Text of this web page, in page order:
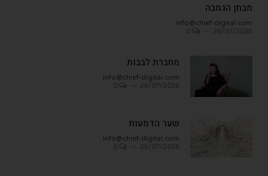
מבחן הגמבה
info@chief-digital.com
מחברת לבבות
info@chief-digital.com
שער הדמעות
info@chief-digital.com